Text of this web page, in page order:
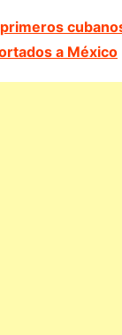
a México